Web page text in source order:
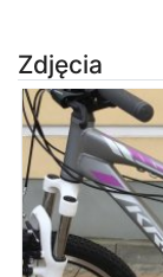
Zdjęcia